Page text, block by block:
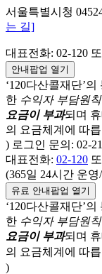
서울특별시청
는 길]
대표전화: 02-120
안내팝업 열기
‘120다산콜재단’
한 수익자 부담원
요금이 부과되며
의 요금체계에 따
) 로그인 문의: 02-
대표전화: 02-120
(365일 24시간 운영
유료 안내팝업 열기
‘120다산콜재단’
한 수익자 부담원
요금이 부과되며
의 요금체계에 따
)